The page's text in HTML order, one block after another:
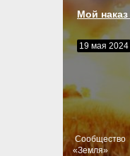
Мой
19 мая 2024
Cообщество
«Земля»